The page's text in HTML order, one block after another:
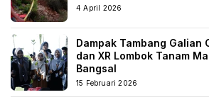
4 April 2026
Dampak Tambang Galian
dan XR Lombok Tanam
Bangsal
15 Februari 2026